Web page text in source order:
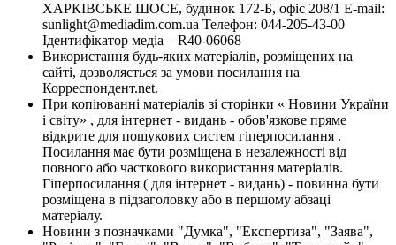
ХАРКІВСЬКЕ ШОСЕ, будинок 172-Б, офіс 208/1 E-mail:
sunlight@mediadim.com.ua Телефон: 044-205-43-00
Ідентифікатор медіа – R40-06068
Використання будь-яких матеріалів, розміщених на
сайті, дозволяється за умови посилання на
Корреспондент.net.
При копіюванні матеріалів зі сторінки « Новини України
і світу» , для інтернет - видань - обов'язкове пряме
відкрите для пошукових систем гіперпосилання .
Посилання має бути розміщена в незалежності від
повного або часткового використання матеріалів.
Гіперпосилання ( для інтернет - видань) - повинна бути
розміщена в підзаголовку або в першому абзаці
матеріалу.
Новини з позначками "Думка", "Експертиза", "Заява",